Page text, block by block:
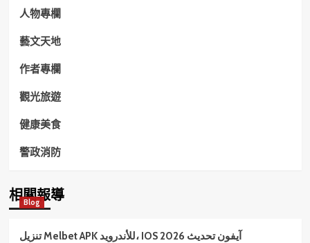
人物專欄
藝文天地
作者專欄
觀光旅遊
健康美食
警政消防
相關報導
Blog
تنزيل Melbet APK للأندرويد، IOS آيفون تحديث 2026